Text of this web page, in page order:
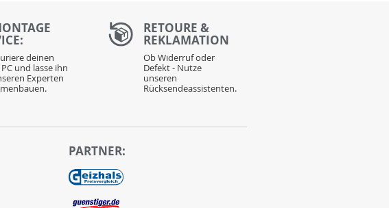
deinen
und lasse ihn
Experten
RETOURE &
REKLAMATION
Ob Widerruf oder
Defekt - Nutze
unseren
Rücksendeassistenten.
PARTNER: